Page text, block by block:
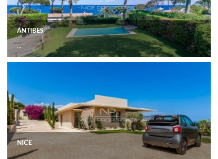
ANTIBES
NICE